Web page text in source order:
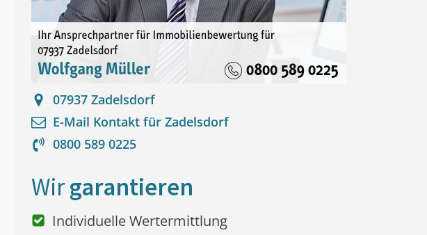
07937 Zadelsdorf
E-Mail Kontakt für Zadelsdorf
0800 589 0225
Wirgarantieren
Individuelle Wertermittlung